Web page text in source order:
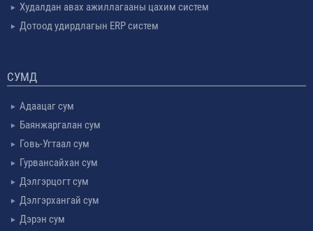
Худалдан авах ажиллагааны цахим систем
Дотоод удирдлагын ERP систем
СУМД
Адаацаг сум
Баянжаргалан сум
Говь-Угтаал сум
Гурвансайхан сум
Дэлгэрцогт сум
Дэлгэрхангай сум
Дэрэн сум